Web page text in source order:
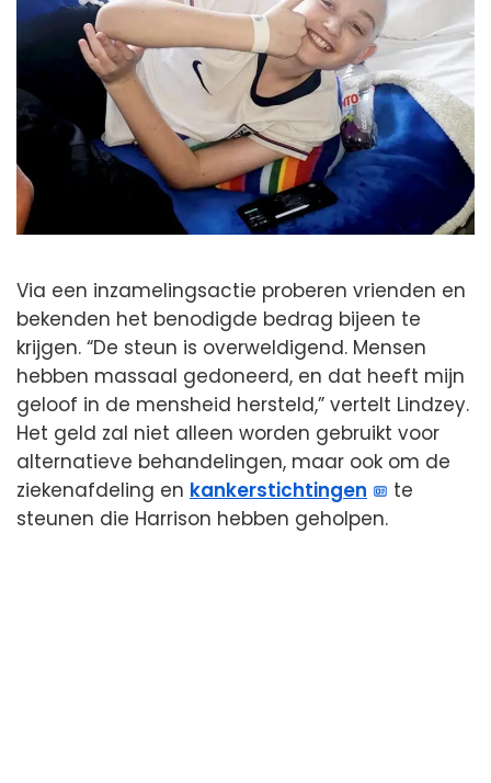
Via een inzamelingsactie proberen vrienden en
bekenden het benodigde bedrag bijeen te
krijgen. “De steun is overweldigend. Mensen
hebben massaal gedoneerd, en dat heeft mijn
geloof in de mensheid hersteld,” vertelt Lindzey.
Het geld zal niet alleen worden gebruikt voor
alternatieve behandelingen, maar ook om de
ziekenafdeling en kankerstichtingen
te
steunen die Harrison hebben geholpen.